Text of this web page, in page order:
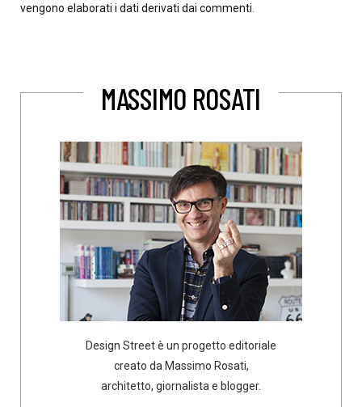
vengono elaborati i dati derivati dai commenti
MASSIMO ROSATI
Design Street è un progetto editoriale
creato da Massimo Rosati,
architetto, giornalista e blogger.